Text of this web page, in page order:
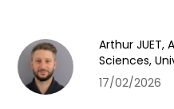
Arthur JUET,
Sciences,
17/02/2026